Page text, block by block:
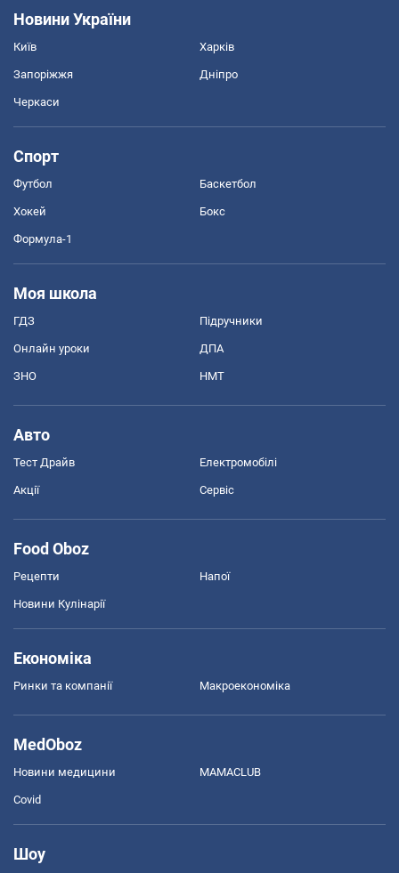
Новини України
Київ Харків
Запоріжжя Дніпро
Черкаси
Спорт
Футбол Баскетбол
Хокей Бокс
Формула-1
Моя школа
ГДЗ Підручники
Онлайн уроки ДПА
ЗНО НМТ
Авто
Тест Драйв Електромобілі
Акції Сервіс
Food Oboz
Рецепти Напої
Новини Кулінарії
Економіка
Ринки та компанії Макроекономіка
MedOboz
Новини медицини MAMACLUB
Covid
Шоу